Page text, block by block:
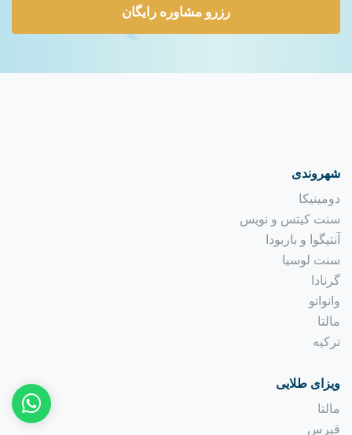
رزرو مشاوره رایگان
شهروندی
دومینیکا
سنت کیتس و نویس
آنتیگوا و باربودا
سنت لوسیا
گرنادا
وانواتو
مالتا
ترکیه
ویزای طلایی
مالتا
قبرس